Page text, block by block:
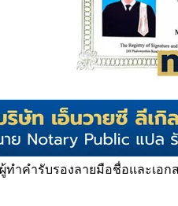
ทำคำรับรองลายมือชื่อและเอก